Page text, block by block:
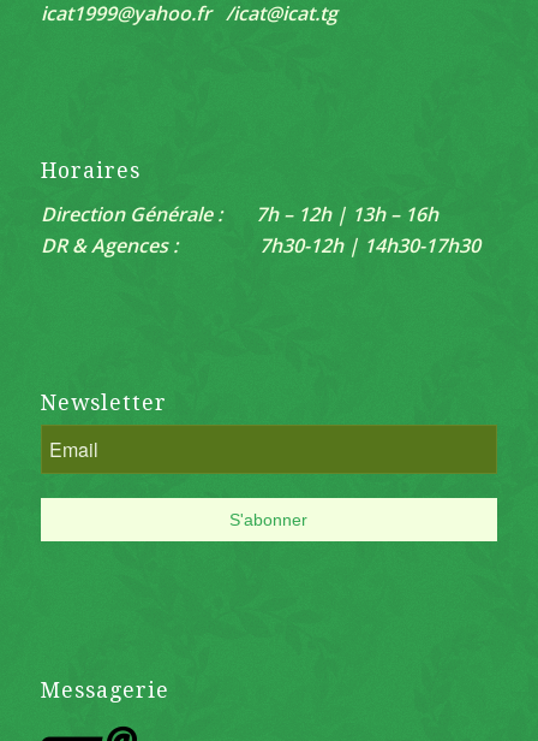
icat1999@yahoo.fr /icat@icat.tg
Horaires
Direction Générale : 7h – 12h | 13h – 16h
DR & Agences : 7h30-12h | 14h30-17h30
Newsletter
Messagerie